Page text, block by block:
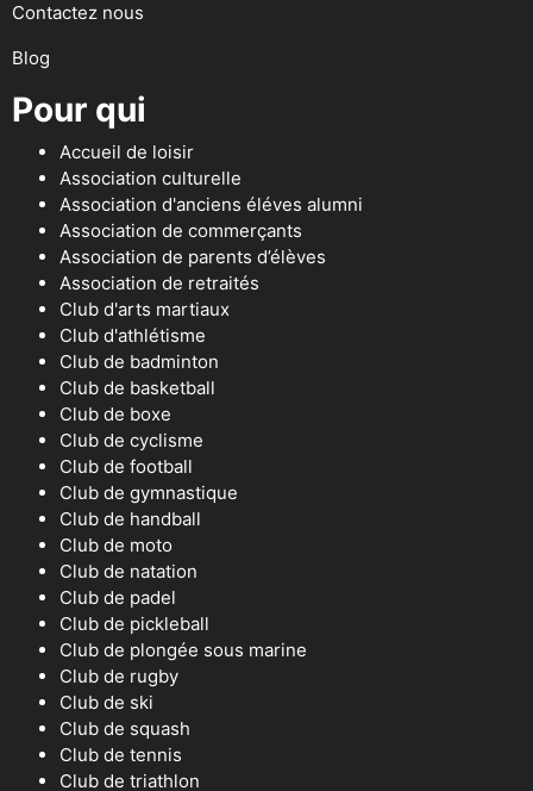
Contactez nous
Blog
Pour qui
Accueil de loisir
Association culturelle
Association d'anciens éléves alumni
Association de commerçants
Association de parents d’élèves
Association de retraités
Club d'arts martiaux
Club d'athlétisme
Club de badminton
Club de basketball
Club de boxe
Club de cyclisme
Club de football
Club de gymnastique
Club de handball
Club de moto
Club de natation
Club de padel
Club de pickleball
Club de plongée sous marine
Club de rugby
Club de ski
Club de squash
Club de tennis
Club de triathlon